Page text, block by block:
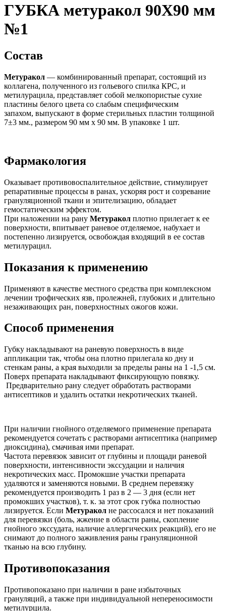
ГУБКА метуракол 90Х90 мм
№1
Состав
Метуракол — комбинированный препарат, состоящий из
коллагена, полученного из гольевого спилка КРС, и
метилурацила, представляет собой мелкопористые сухие
пластины белого цвета со слабым специфическим
запахом, выпускают в форме стерильных пластин толщиной
7±3 мм., размером 90 мм х 90 мм. В упаковке 1 шт.
Фармакология
Оказывает противовоспалительное действие, стимулирует
репаративные процессы в ранах, ускоряя рост и созревание
грануляционной ткани и эпителизацию, обладает
гемостатическим эффектом.
При наложении на рану Метуракол плотно прилегает к ее
поверхности, впитывает раневое отделяемое, набухает и
постепенно лизируется, освобождая входящий в ее состав
метилурацил.
Показания к применению
Применяют в качестве местного средства при комплексном
лечении трофических язв, пролежней, глубоких и длительно
незаживающих ран, поверхностных ожогов кожи.
Способ применения
Губку накладывают на раневую поверхность в виде
аппликации так, чтобы она плотно прилегала ко дну и
стенкам раны, а края выходили за пределы раны на 1 -1,5 см.
Поверх препарата накладывают фиксирующую повязку.
Предварительно рану следует обработать растворами
антисептиков и удалить остатки некротических тканей.
При наличии гнойного отделяемого применение препарата
рекомендуется сочетать с растворами антисептика (например
диоксидина), смачивая ими препарат.
Частота перевязок зависит от глубины и площади раневой
поверхности, интенсивности экссудации и наличия
некротических масс. Промокшие участки препарата
удаляются и заменяются новыми. В среднем перевязку
рекомендуется производить 1 раз в 2 — 3 дня (если нет
промокших участков), т. к. за этот срок губка полностью
лизируется. Если Метуракол не рассосался и нет показаний
для перевязки (боль, жжение в области раны, скопление
гнойного экссудата, наличие аллергических реакций), его не
снимают до полного заживления раны грануляционной
тканью на всю глубину.
Противопоказания
Противопоказано при наличии в ране избыточных
грануляций, а также при индивидуальной непереносимости
метилурцила.